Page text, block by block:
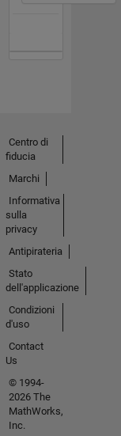
Centro di
fiducia
Marchi
Informativa
sulla
privacy
Antipirateria
Stato
dell'applicazione
Condizioni
d'uso
Contact
Us
© 1994-
2026 The
MathWorks,
Inc.